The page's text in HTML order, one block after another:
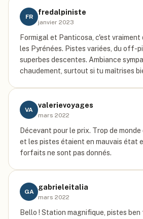
FR
fredalpiniste
janvier 2023
Formigal et Panticosa, c'est vraiment
les Pyrénées. Pistes variées, du off-
superbes descentes. Ambiance
chaudement, surtout si tu maîtrises
VA
valerievoyages
mars 2022
Décevant pour le prix. Trop de monde
et les pistes étaient en mauvais état
forfaits ne sont pas donnés.
GA
gabrieleitalia
mars 2022
Bello ! Station magnifique, pistes